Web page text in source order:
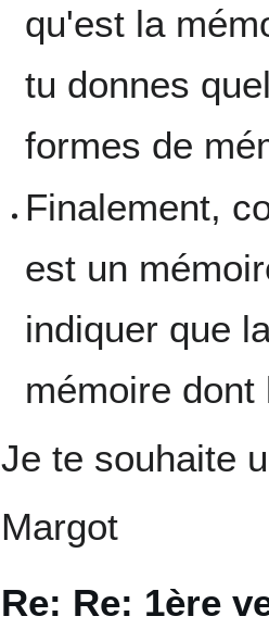
qu'est la
tu donnes
formes de
Finalement,
est un
indiquer que
mémoire
Je te souhaite
Margot
Re: Re: 1ère